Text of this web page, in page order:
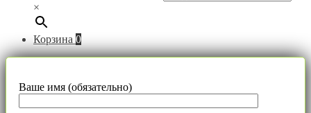
×
Корзина 0
Ваше имя (обязательно)